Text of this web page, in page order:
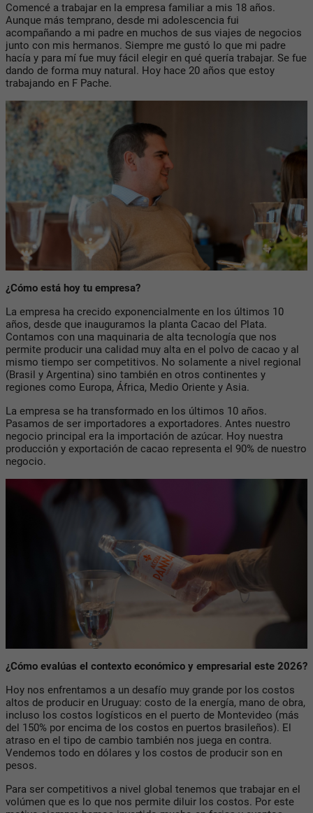
Comencé a trabajar en la empresa familiar a mis 18 años.
Aunque más temprano, desde mi adolescencia fui
acompañando a mi padre en muchos de sus viajes de negocios
junto con mis hermanos. Siempre me gustó lo que mi padre
hacía y para mí fue muy fácil elegir en qué quería trabajar. Se fue
dando de forma muy natural. Hoy hace 20 años que estoy
trabajando en F Pache.
¿Cómo está hoy tu empresa?
La empresa ha crecido exponencialmente en los últimos 10
años, desde que inauguramos la planta Cacao del Plata.
Contamos con una maquinaria de alta tecnología que nos
permite producir una calidad muy alta en el polvo de cacao y al
mismo tiempo ser competitivos. No solamente a nivel regional
(Brasil y Argentina) sino también en otros continentes y
regiones como Europa, África, Medio Oriente y Asia.
La empresa se ha transformado en los últimos 10 años.
Pasamos de ser importadores a exportadores. Antes nuestro
negocio principal era la importación de azúcar. Hoy nuestra
producción y exportación de cacao representa el 90% de nuestro
negocio.
¿Cómo evalúas el contexto económico y empresarial este 2026?
Hoy nos enfrentamos a un desafío muy grande por los costos
altos de producir en Uruguay: costo de la energía, mano de obra,
incluso los costos logísticos en el puerto de Montevideo (más
del 150% por encima de los costos en puertos brasileños). El
atraso en el tipo de cambio también nos juega en contra.
Vendemos todo en dólares y los costos de producir son en
pesos.
Para ser competitivos a nivel global tenemos que trabajar en el
volúmen que es lo que nos permite diluir los costos. Por este